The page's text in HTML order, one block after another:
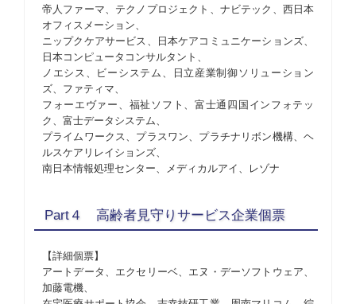
帝人ファーマ、テクノプロジェクト、ナビテック、西日本
オフィスメーション、
ニップクケアサービス、日本ケアコミュニケーションズ、
日本コンピュータコンサルタント、
ノエシス、ビーシステム、日立産業制御ソリューション
ズ、ファティマ、
フォーエヴァー、福祉ソフト、富士通四国インフォテッ
ク、富士データシステム、
プライムワークス、プラスワン、プラチナリボン機構、ヘ
ルスケアリレイションズ、
南日本情報処理センター、メディカルアイ、レゾナ
Part４ 高齢者見守りサービス企業個票
【詳細個票】
アートデータ、エクセリーベ、エヌ・デーソフトウェア、
加藤電機、